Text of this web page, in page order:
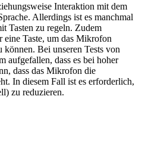
Interaktion mit dem
Allerdings ist es manchmal
Tasten zu regeln. Zudem
Taste, um das Mikrofon
Bei unseren Tests von
aufgefallen, dass es bei hoher
dass das Mikrofon die
In diesem Fall ist es erforderlich,
zu reduzieren.